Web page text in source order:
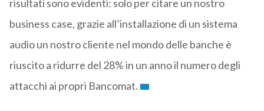
risultati sono evidenti: solo per citare un nostro
business case, grazie all’installazione di un sistema
audio un nostro cliente nel mondo delle banche è
riuscito a ridurre del 28% in un anno il numero degli
attacchi ai propri Bancomat.